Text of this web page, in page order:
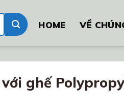
HOME VỀ
ghế